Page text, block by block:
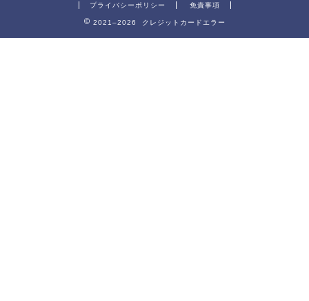
プライバシーポリシー 免責事項
2021–2026 クレジットカードエラー